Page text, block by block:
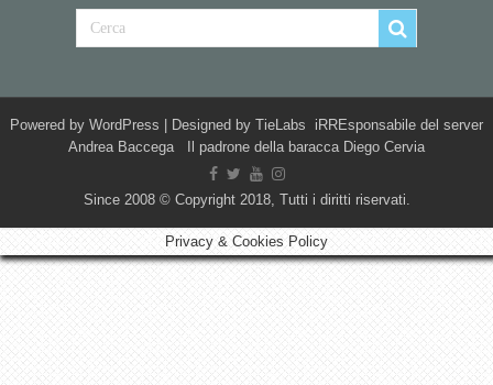
Powered by WordPress | Designed by TieLabs iRREsponsabile del server
Andrea Baccega Il padrone della baracca Diego Cervia
Since 2008 © Copyright 2018, Tutti i diritti riservati.
Privacy & Cookies Policy